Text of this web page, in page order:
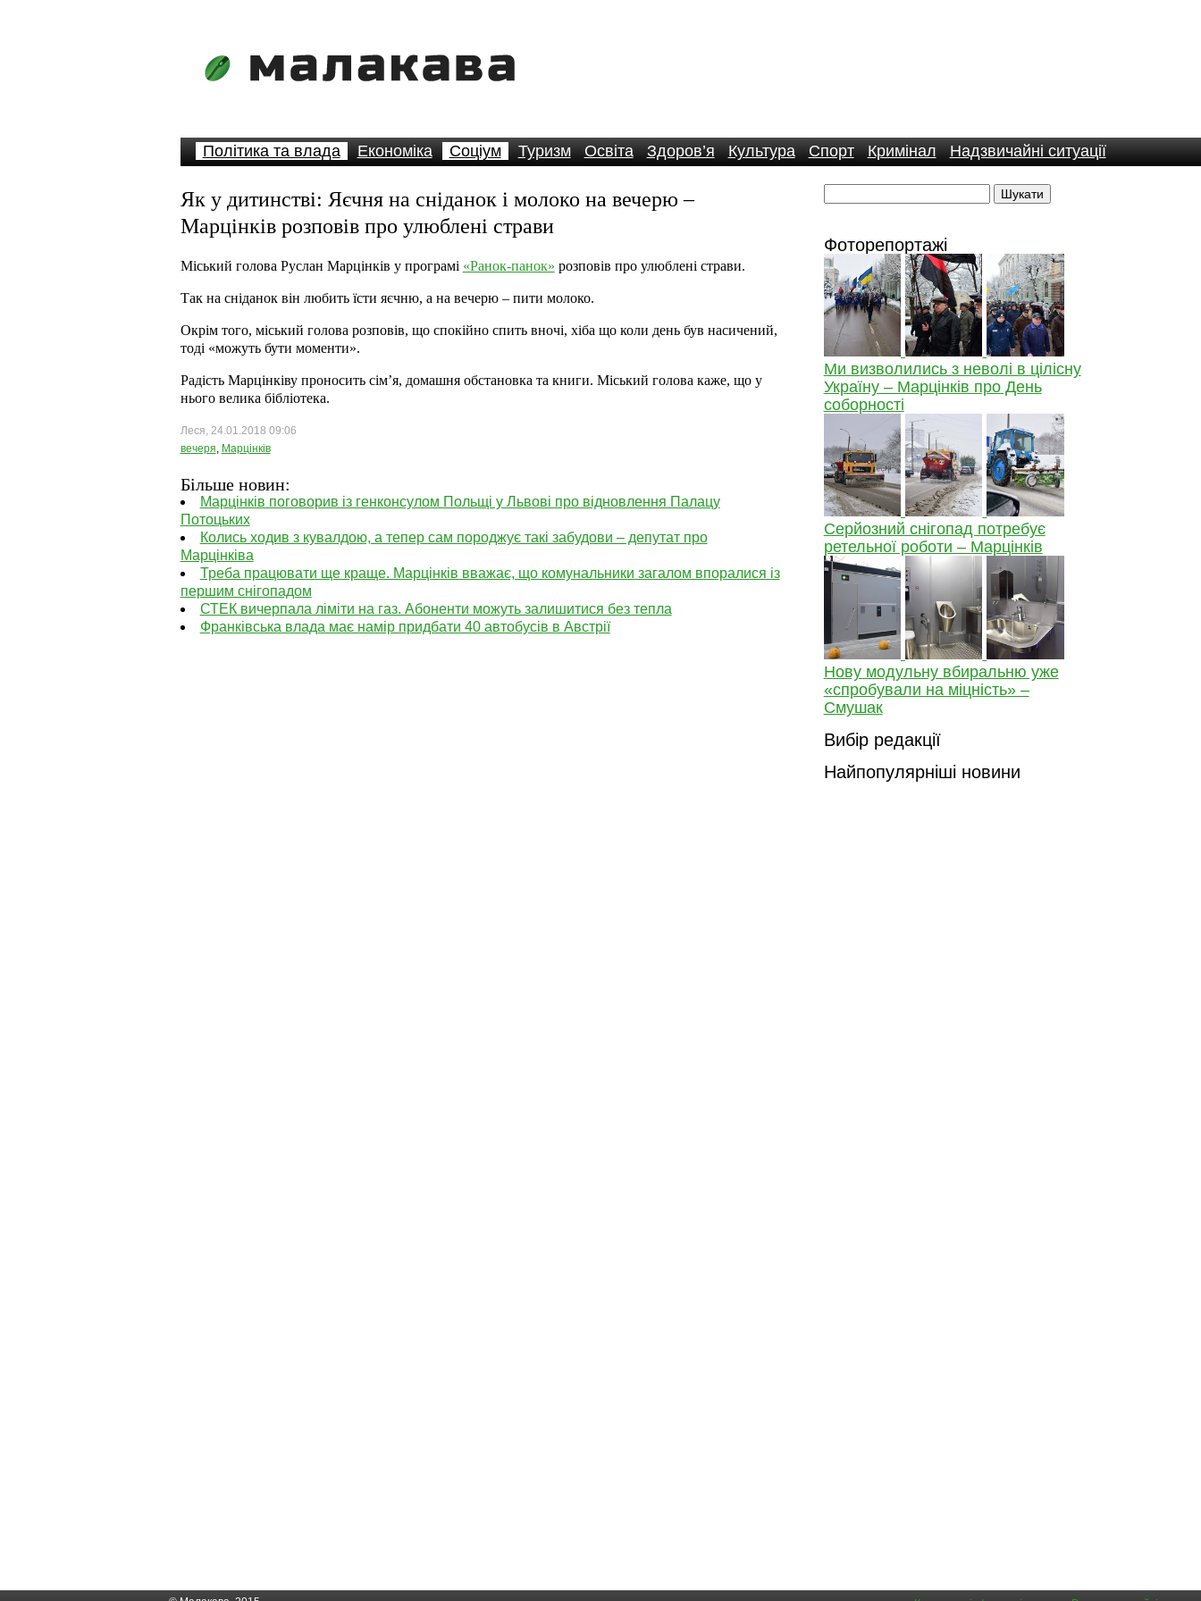
Політика та влада Економіка Соціум Туризм Освіта Здоров’я Культура Спорт Кримінал Надзвичайні ситуації
Як у дитинстві: Яєчня на сніданок і молоко на вечерю –
Марцінків розповів про улюблені страви
Міський голова Руслан Марцінків у програмі «Ранок-панок» розповів про улюблені страви.
Так на сніданок він любить їсти яєчню, а на вечерю – пити молоко.
Окрім того, міський голова розповів, що спокійно спить вночі, хіба що коли день був насичений,
тоді «можуть бути моменти».
Радість Марцінківу проносить сім’я, домашня обстановка та книги. Міський голова каже, що у
нього велика бібліотека.
Леся, 24.01.2018 09:06
вечеря, Марцінків
Більше новин:
Марцінків поговорив із генконсулом Польщі у Львові про відновлення Палацу
Потоцьких
Колись ходив з кувалдою, а тепер сам породжує такі забудови – депутат про
Марцінківа
Треба працювати ще краще. Марцінків вважає, що комунальники загалом впоралися із
першим снігопадом
СТЕК вичерпала ліміти на газ. Абоненти можуть залишитися без тепла
Франківська влада має намір придбати 40 автобусів в Австрії
Фоторепортажі
Ми визволились з неволі в цілісну
Україну – Марцінків про День
соборності
Серйозний снігопад потребує
ретельної роботи – Марцінків
Нову модульну вбиральню уже
«спробували на міцність» –
Смушак
Вибір редакції
Найпопулярніші новини